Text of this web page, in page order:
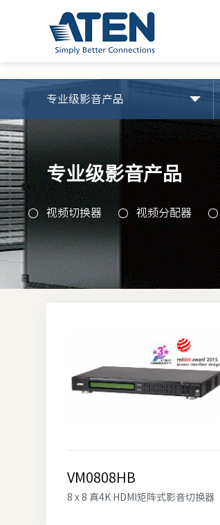
专业级影音产品
专业级影音产品
视频切换器 视频分配器
VM0808HB
8 x 8 真4K HDMI矩阵式影音切换器